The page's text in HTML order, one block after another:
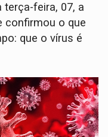
terça-feira, 07, a
confirmou o que
que o vírus é